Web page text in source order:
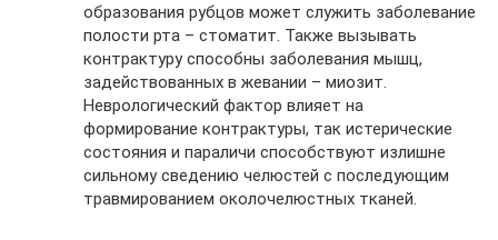
образования рубцов может служить заболевание
полости рта – стоматит. Также вызывать
контрактуру способны заболевания мышц,
задействованных в жевании – миозит.
Неврологический фактор влияет на
формирование контрактуры, так истерические
состояния и параличи способствуют излишне
сильному сведению челюстей с последующим
травмированием околочелюстных тканей.